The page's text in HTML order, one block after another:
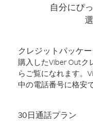
自分にぴ
クレジットパッケ
購入したViber Outク
らご覧になれます。
中の電話番号に格安
30日通話プラン